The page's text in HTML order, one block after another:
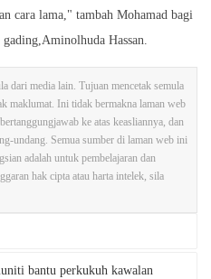
cara lama," tambah Mohamad bagi
Hassan.
dari media lain. Tujuan mencetak semula
maklumat. Ini tidak bermakna laman web
ke atas keasliannya, dan
undang. Semua sumber di laman web ini
adalah untuk pembelajaran dan
hak cipta atau harta intelek, sila
bantu perkukuh kawalan